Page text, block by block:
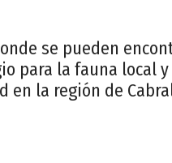
se pueden
para la fauna local y
en la región de